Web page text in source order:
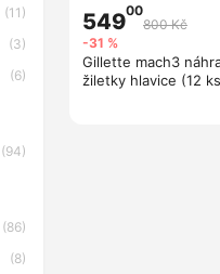
(11)
(3)
(6)
(94)
(86)
(8)
54900
800 Kč
-31 %
Gillette mach3
žiletky hlavice (12